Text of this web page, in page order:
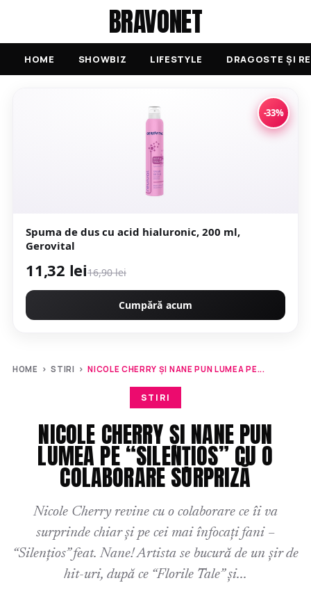
BRAVONET
HOME SHOWBIZ LIFESTYLE DRAGOSTE ȘI
-33%
Spuma de dus cu acid hialuronic, 200 ml,
Gerovital
11,32 lei16,90 lei
Cumpără acum
HOME ›STIRI ›NICOLE CHERRY ȘI NANE PUN LUMEA PE...
STIRI
NICOLE CHERRY ȘI NANE PUN
LUMEA PE “SILENȚIOS” CU O
COLABORARE SURPRIZĂ
Nicole Cherry revine cu o colaborare ce îi va
surprinde chiar și pe cei mai înfocați fani –
“Silențios” feat. Nane! Artista se bucură de un șir de
hit-uri, după ce “Florile Tale” și...